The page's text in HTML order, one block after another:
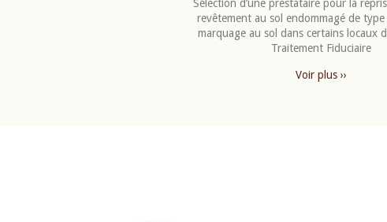
Sélection d’une prestataire pour la
revêtement au sol endommagé de
marquage au sol dans certains locaux
Traitement Fiduciaire
Voir plus ››